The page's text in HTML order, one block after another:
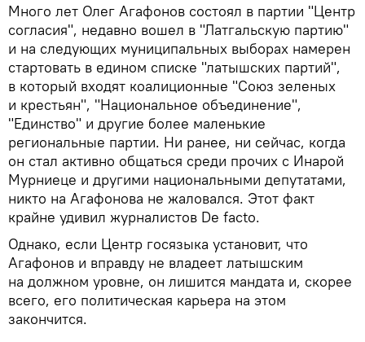
Много лет Олег Агафонов состоял в партии "Центр
согласия", недавно вошел в "Латгальскую партию"
и на следующих муниципальных выборах намерен
стартовать в едином списке "латышских партий",
в который входят коалиционные "Союз зеленых
и крестьян", "Национальное объединение",
"Единство" и другие более маленькие
региональные партии. Ни ранее, ни сейчас, когда
он стал активно общаться среди прочих с Инарой
Мурниеце и другими национальными депутатами,
никто на Агафонова не жаловался. Этот факт
крайне удивил журналистов De facto.
Однако, если Центр госязыка установит, что
Агафонов и вправду не владеет латышским
на должном уровне, он лишится мандата и, скорее
всего, его политическая карьера на этом
закончится.